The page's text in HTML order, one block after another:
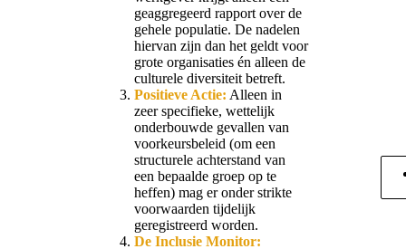
geaggregeerd rapport over de
gehele populatie. De nadelen
hiervan zijn dan het geldt voor
grote organisaties én alleen de
culturele diversiteit betreft.
Positieve Actie: Alleen in
zeer specifieke, wettelijk
onderbouwde gevallen van
voorkeursbeleid (om een
structurele achterstand van
een bepaalde groep op te
heffen) mag er onder strikte
voorwaarden tijdelijk
geregistreerd worden.
De Inclusie Monitor: